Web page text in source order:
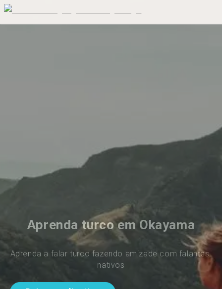
Aprenda turco em Okayama
Aprenda a falar turco fazendo amizade com falantes
nativos